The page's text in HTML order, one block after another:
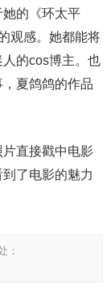
的《环太平
观感。她都能将
的cos博主。也
夏鸽鸽的作品
直接戳中电影
了电影的魅力
：